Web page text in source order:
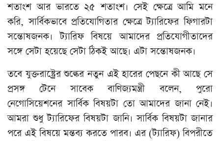
শতাংশ আর ভারতে ২৫ শতাংশ। সেই ক্ষেত্রে আমি মনে
করি, সার্বিকভাবে প্রতিযোগিতার ক্ষেত্রে ট্যারিফের ফিগারটা
সন্তোষজনক। ট্যারিফ বিষয়ে আমাদের প্রতিযোগীতাদের
সঙ্গে সেটা হয়েছে সেটা ঠিকই আছে। এটা সন্তোষজনক।
তবে যুক্তরাষ্ট্রের শুল্কের নতুন এই হারের পেছনে কী আছে সে
প্রসঙ্গ টেনে সাবেক বাণিজ্যমন্ত্রী বলেন, পুরো
নেগোসিয়েশনের সার্বিক বিষয়টা তো আমাদের জানা নেই।
আমরা শুধু ট্যারিফের বিষয়টা জানি। সার্বিক বিষয়টা জানার
পরে এই বিষয়ে মন্তব্য করতে পারব। এর (ট্যারিফ) বিপরীতে